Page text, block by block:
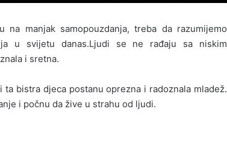
manjak samopouzdanja, treba da razumijemo
u svijetu danas.Ljudi se ne rađaju sa niskim
i sretna.
bistra djeca postanu oprezna i radoznala mladež.
i počnu da žive u strahu od ljudi.